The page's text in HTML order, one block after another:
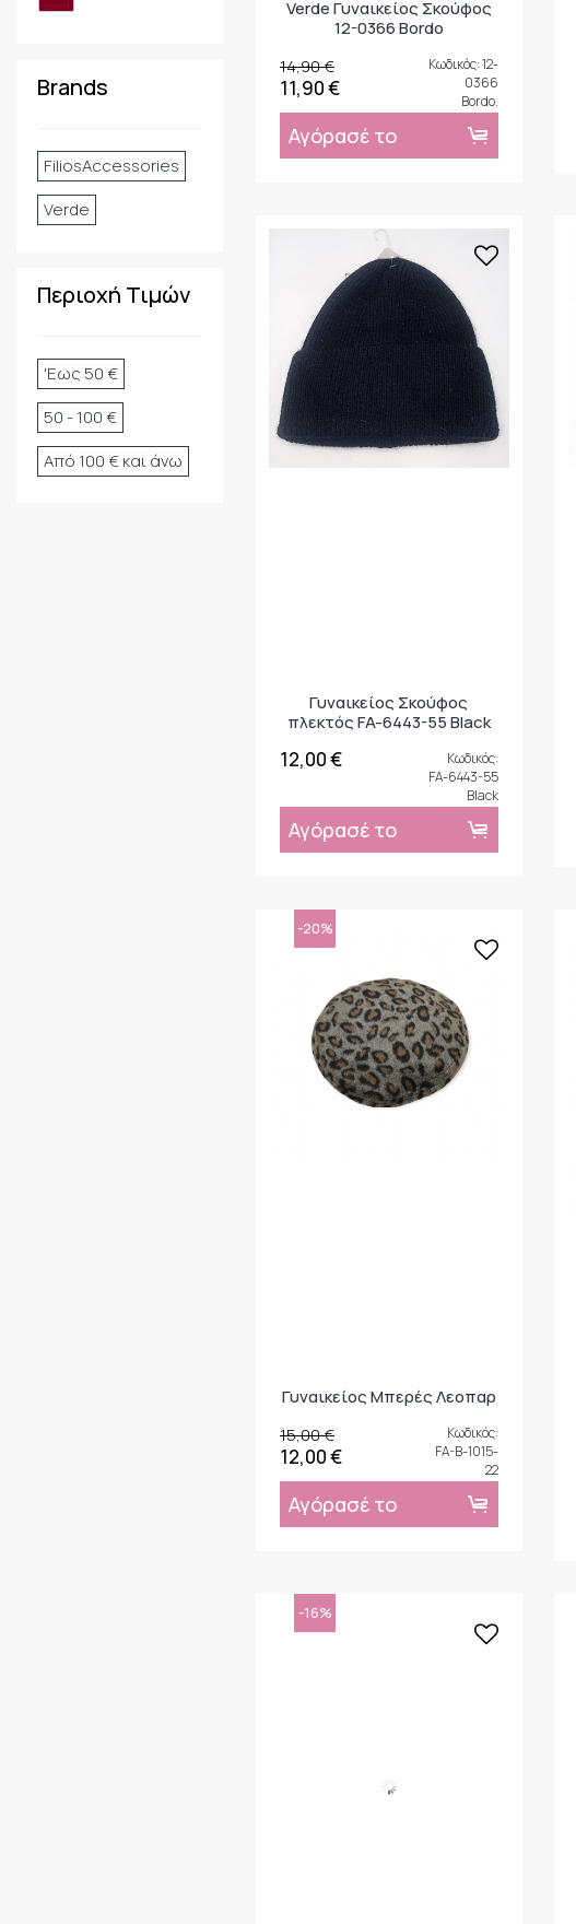
Brands
FiliosAccessories
Verde
Περιοχή Τιμών
'Εως 50 €
50 - 100 €
Από 100 € και άνω
Verde Γυναικείος Σκούφος
12-0366 Bordo
14,90 €
11,90 €
Κωδικός: 12-
0366
Bordo.
Αγόρασέ το
Γυναικείος Σκούφος
πλεκτός FA-6443-55 Black
12,00 €
Κωδικός:
FA-6443-55
Black
Αγόρασέ το
-20%
Γυναικείος Μπερές Λεοπαρ
15,00 €
12,00 €
Κωδικός:
FA-B-1015-
22
Αγόρασέ το
-16%